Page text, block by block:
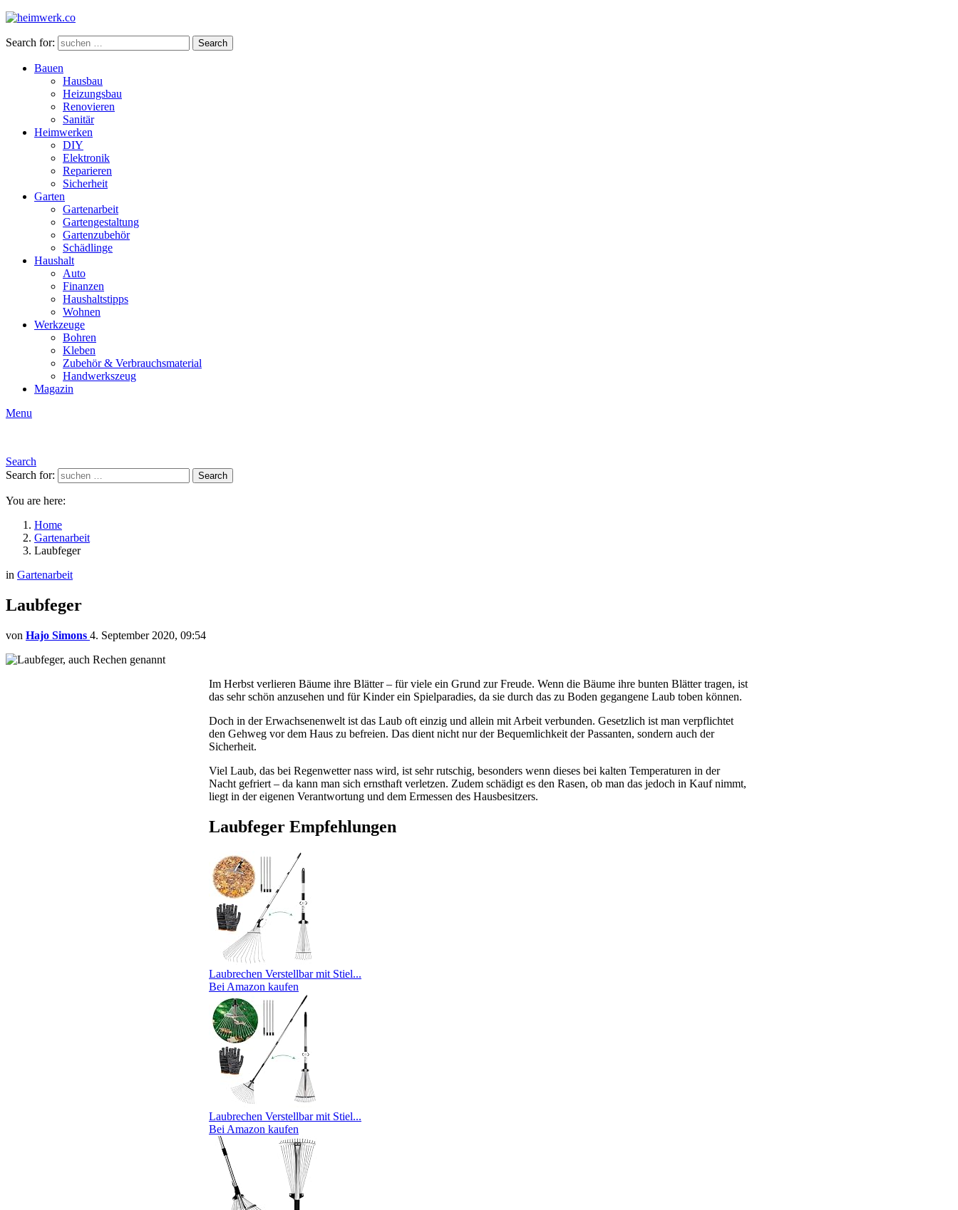
Search for: Search
Bauen
Hausbau
Heizungsbau
Renovieren
Sanitär
Heimwerken
DIY
Elektronik
Reparieren
Sicherheit
Garten
Gartenarbeit
Gartengestaltung
Gartenzubehör
Schädlinge
Haushalt
Auto
Finanzen
Haushaltstipps
Wohnen
Werkzeuge
Bohren
Kleben
Zubehör & Verbrauchsmaterial
Handwerkszeug
Magazin
Menu
Search
Search for:
Search
You are here:
Home
Gartenarbeit
Laubfeger
in Gartenarbeit
Laubfeger
von Hajo Simons 4. September 2020, 09:54
Im Herbst verlieren Bäume ihre Blätter – für viele ein Grund zur Freude. Wenn die Bäume ihre bunten Blätter tragen, ist
das sehr schön anzusehen und für Kinder ein Spielparadies, da sie durch das zu Boden gegangene Laub toben können.
Doch in der Erwachsenenwelt ist das Laub oft einzig und allein mit Arbeit verbunden. Gesetzlich ist man verpflichtet
den Gehweg vor dem Haus zu befreien. Das dient nicht nur der Bequemlichkeit der Passanten, sondern auch der
Sicherheit.
Viel Laub, das bei Regenwetter nass wird, ist sehr rutschig, besonders wenn dieses bei kalten Temperaturen in der
Nacht gefriert – da kann man sich ernsthaft verletzen. Zudem schädigt es den Rasen, ob man das jedoch in Kauf nimmt,
liegt in der eigenen Verantwortung und dem Ermessen des Hausbesitzers.
Laubfeger Empfehlungen
Laubrechen Verstellbar mit Stiel...
Bei Amazon kaufen
Laubrechen Verstellbar mit Stiel...
Bei Amazon kaufen